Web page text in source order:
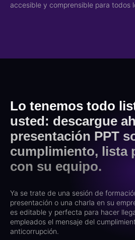
accesible y comprensible para todos
Lo tenemos todo
usted: descargue
presentación PPT
cumplimiento, lista
con su equipo.
Ya se trate de una sesión de
presentación o una charla en su
es editable y perfecta para hacer
empleados el mensaje del
anticorrupción.